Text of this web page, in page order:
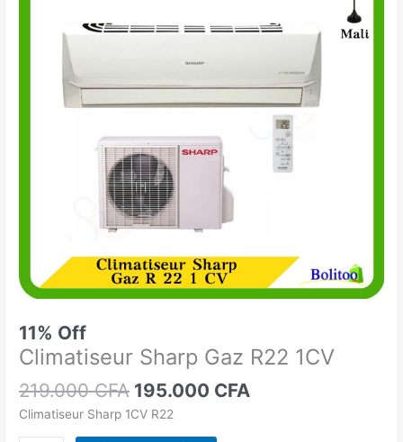
11% Off
Climatiseur Sharp Gaz R22 1CV
219.000CFA
219.000 CFA.
195.000 CFA
195.000 CFA.
Climatiseur Sharp 1CV R22